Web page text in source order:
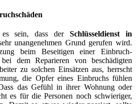
sein, dass derSchlüsseldienst in
unangenehmen Grund gerufen wird.
beim Beseitigen einer Einbruch-
dem Reparieren von beschädigten
zu solchen Einsätzen aus, herrscht
die Opfer eines Einbruchs fühlen
das Gefühl in ihrer Wohnung oder
es für die Personen noch schwieriger,